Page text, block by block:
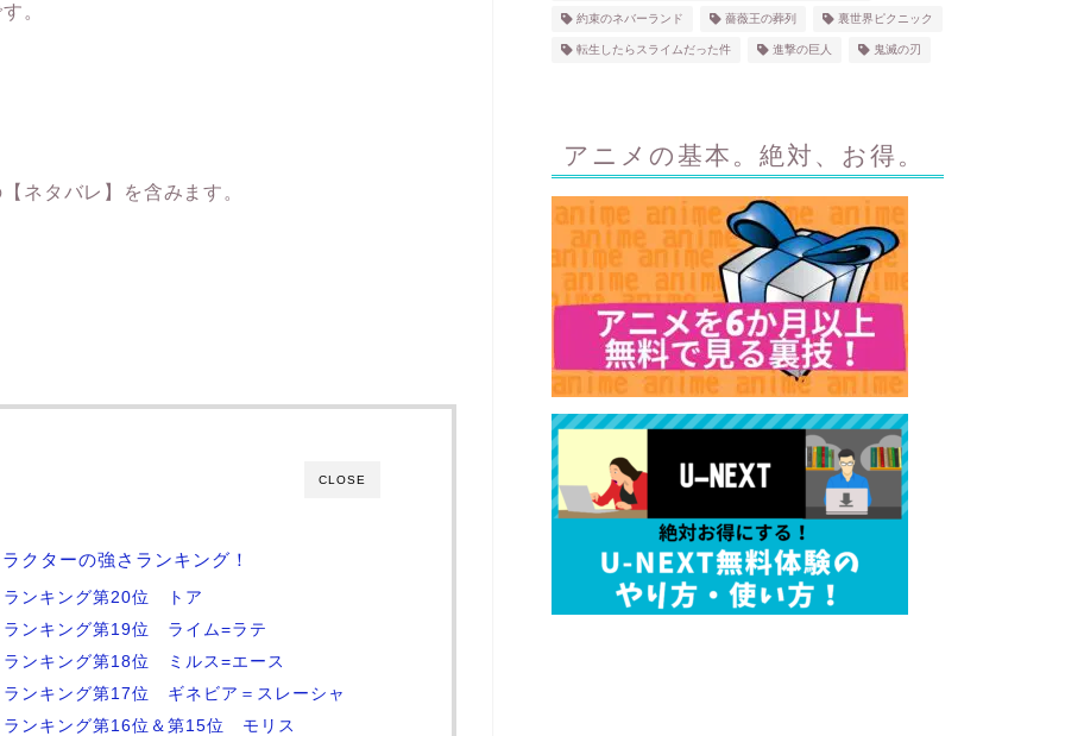
。
ネタバレ】を含みます。
CLOSE
クターの強さランキング！
ランキング第20位 トア
ランキング第19位 ライム=ラテ
ランキング第18位 ミルス=エース
ンキング第17位 ギネビア＝スレーシャ
ランキング第16位＆第15位 モリス
約束のネバーランド 薔薇王の葬列 裏世界ピクニック
転生したらスライムだった件 進撃の巨人 鬼滅の刃
アニメの基本。絶対、お得。